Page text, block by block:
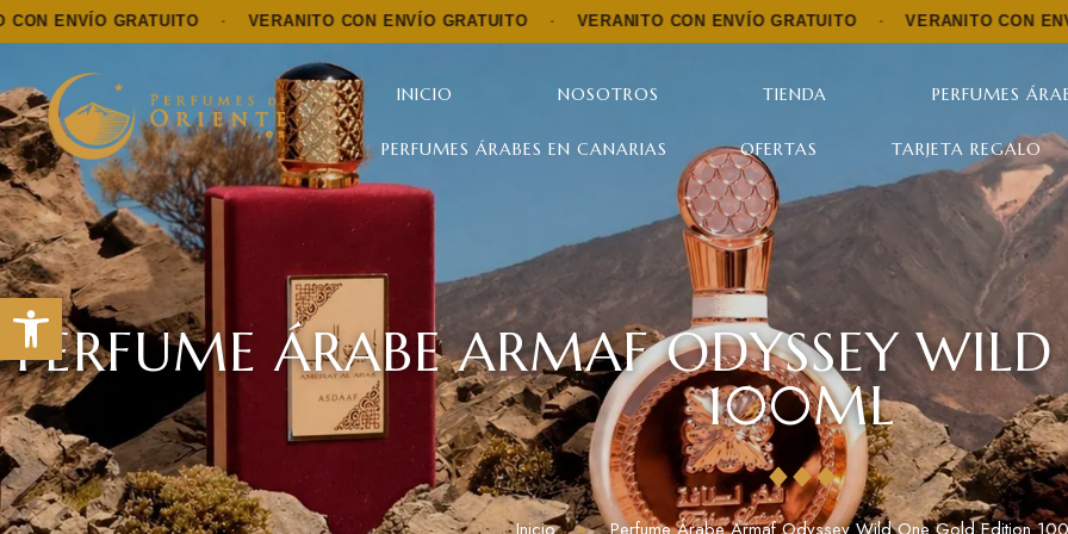
Abrir barra de herramientas
GRATUITO · VERANITO CON ENVÍO GRATUITO · VERANITO CON ENVÍO GRATUITO · VERANITO CON ENVÍO
INICIO NOSOTROS TIENDA PERFUMES
PERFUMES ÁRABES EN CANARIAS OFERTAS TARJETA REGALO
PERFUME ÁRABE ARMAF ODYSSEY
100ML